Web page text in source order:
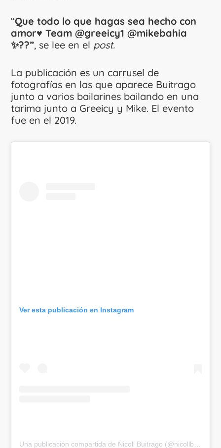
“Que todo lo que hagas sea hecho con
amor♥️ Team @greeicy1 @mikebahia
✨??”, se lee en el post.
La publicación es un carrusel de
fotografías en las que aparece Buitrago
junto a varios bailarines bailando en una
tarima junto a Greeicy y Mike. El evento
fue en el 2019.
Ver esta publicación en Instagram